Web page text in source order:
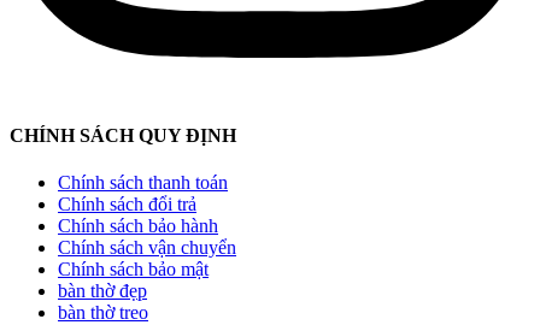
CHÍNH SÁCH QUY ĐỊNH
Chính sách thanh toán
Chính sách đổi trả
Chính sách bảo hành
Chính sách vận chuyển
Chính sách bảo mật
bàn thờ đẹp
bàn thờ treo